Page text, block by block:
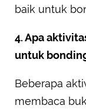
baik untuk
4. Apa
untuk
Beberapa
membaca